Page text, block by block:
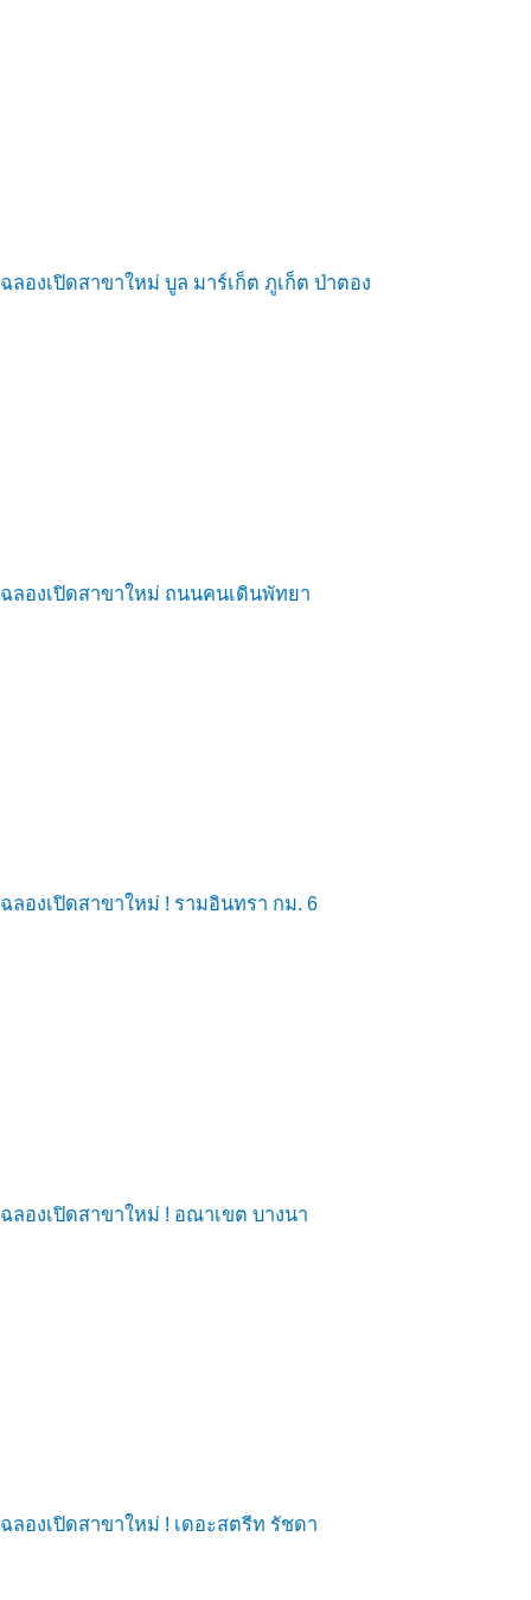
ฉลองเปิดสาขาใหม่ บูล มาร์เก็ต ภูเก็ต ป่าตอง
ฉลองเปิดสาขาใหม่ ถนนคนเดินพัทยา
ฉลองเปิดสาขาใหม่ ! รามอินทรา กม. 6
ฉลองเปิดสาขาใหม่ ! อณาเขต บางนา
ฉลองเปิดสาขาใหม่ ! เดอะสตรีท รัชดา